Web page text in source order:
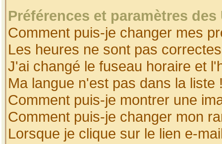
Préférences et paramètres
Comment puis-je changer mes
Les heures ne sont pas
J'ai changé le fuseau horaire et
Ma langue n'est pas dans la liste
Comment puis-je montrer une
Comment puis-je changer mon
Lorsque je clique sur le lien e-